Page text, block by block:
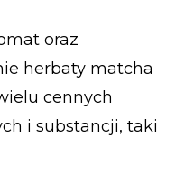
oraz
herbaty matcha
cennych
i substancji, taki